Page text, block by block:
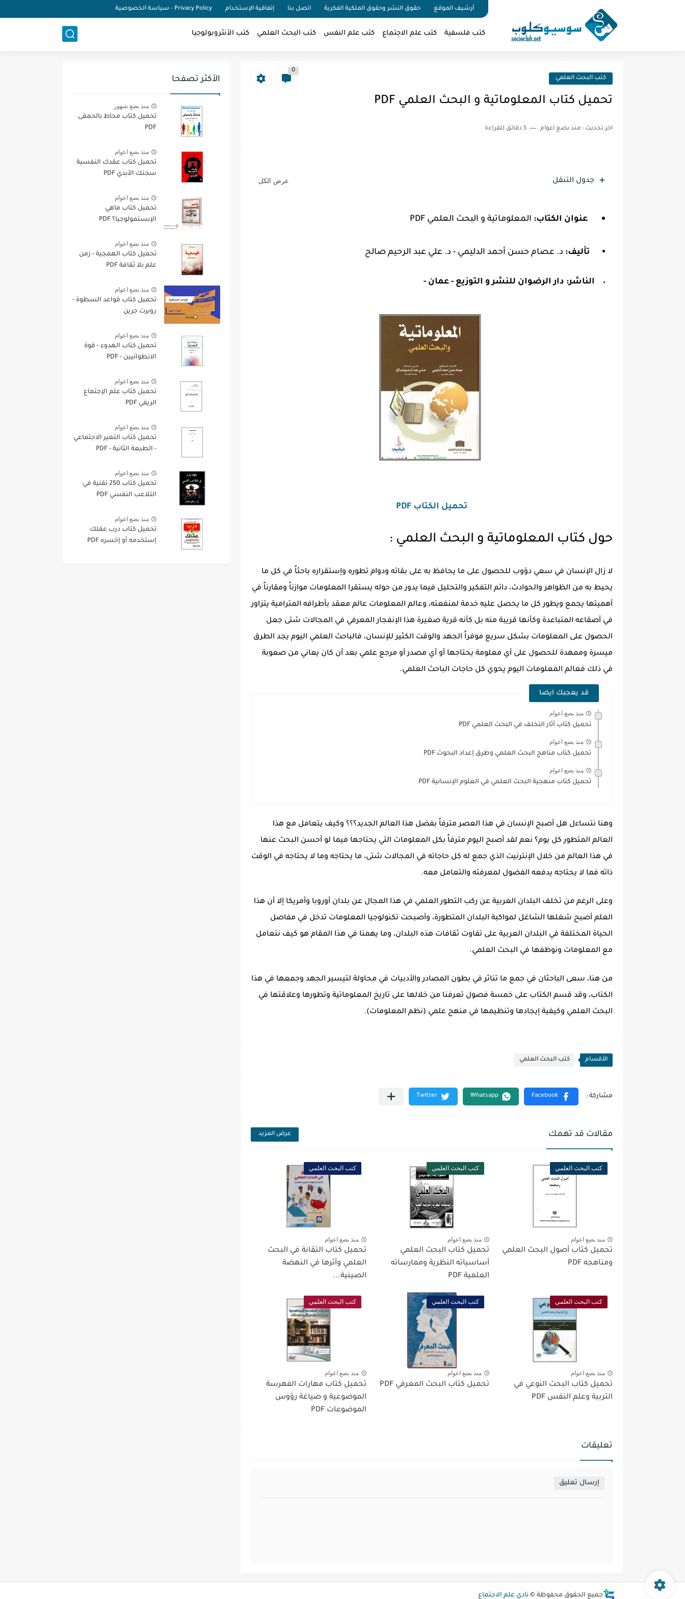
أرشيف الموقع حقوق النشر وحقوق الملكية الفكرية اتصل بنا إتفاقية الإستخدام Privacy Policy - سياسة الخصوصية
كتب فلسفية كتب علم الاجتماع كتب علم النفس كتب البحث العلمي كتب الأنثروبولوجيا
كتب البحث العلمي
0
تحميل كتاب المعلوماتية و البحث العلمي PDF
اخر تحديث : منذ بضع اعوام 5 دقائق للقراءة
جدول التنقل
عنوان الكتاب: المعلوماتية و البحث العلمي PDF
تأليف: د. عصام حسن أحمد الدليمي - د. علي عبد الرحيم صالح
الناشر: دار الرضوان للنشر و التوزيع - عمان -
تحميل الكتاب PDF
حول كتاب المعلوماتية و البحث العلمي :
لا زال الإنسان في سعي دؤوب للحصول على ما يحافظ به على بقائه ودوام تطوره وإستقراره باحثاً في كل ما
يحيط به من الظواهر والحوادث، دائم التفكير والتحليل فيما يدور من حوله يستقرا المعلومات موازناً ومقارناً في
أهميتها يجمع ويطور كل ما يحصل عليه خدمة لمنفعته، وعالم المعلومات عالم معقد بأطرافه المترامية يتزاور
في أصقاعه المتباعدة وكأنها قريبة منه بل كأنه قرية صغيرة هذا الإنفجار المعرفي في المجالات شتى جعل
الحصول على المعلومات بشكل سريع موفراً الجهد والوقت الكثير للإنسان، فالباحث العلمي اليوم يجد الطرق
ميسرة وممهدة للحصول على أي معلومة يحتاجها أو أي مصدر أو مرجع علمي بعد أن كان يعاني من صعوبة
في ذلك فعالم المعلومات اليوم يحوي كل حاجات الباحث العلمي.
قد يعجبك ايضا
منذ بضع اعوام
تحميل كتاب آثار التخلف في البحث العلمي PDF
منذ بضع اعوام
تحميل كتاب مناهج البحث العلمي وطرق إعداد البحوث PDF
منذ بضع اعوام
تحميل كتاب منهجية البحث العلمي في العلوم الإنسانية PDF
وهنا نتساءل هل أصبح الإنسان في هذا العصر مترفاً بفضل هذا العالم الجديد؟؟؟ وكيف يتعامل مع هذا
العالم المتطور كل يوم؟ نعم لقد أصبح اليوم مترفاً بكل المعلومات التي يحتاجها فيما لو أحسن البحث عنها
في هذا العالم من خلال الإنترنيت الذي جمع له كل حاجاته في المجالات شتى، ما يحتاجه وما لا يحتاجه في الوقت
ذاته فما لا يحتاجه يدفعه الفضول لمعرفته والتعامل معه.
وعلى الرغم من تخلف البلدان العربية عن ركب التطور العلمي في هذا المجال عن بلدان أوروبا وأمريكا إلا أن هذا
العلم أصبح شغلها الشاغل لمواكبة البلدان المتطورة، وأصبحت تكنولوجيا المعلومات تدخل في مفاصل
الحياة المختلفة في البلدان العربية على تفاوت ثقافات هذه البلدان، وما يهمنا في هذا المقام هو كيف نتعامل
مع المعلومات ونوظفها في البحث العلمي.
من هنا، سعى الباحثان في جمع ما تناثر في بطون المصادر والأدبيات في محاولة لتيسير الجهد وجمعها في هذا
الكتاب، وقد قسم الكتاب على خمسة فصول تعرفنا من خلالها على تاريخ المعلوماتية وتطورها وعلاقتها في
البحث العلمي وكيفية إيجادها وتنظيمها في منهج علمي (نظم المعلومات).
الأقسام كتب البحث العلمي
مقالات قد تهمك عرض المزيد
كتب البحث العلمي
منذ بضع اعوام
تحميل كتاب أصول البحث العلمي
ومناهجه PDF
كتب البحث العلمي
منذ بضع اعوام
تحميل كتاب البحث العلمي
أساسياته النظرية وممارساته
العلمية PDF
كتب البحث العلمي
منذ بضع اعوام
تحميل كتاب التقانة في البحث
العلمي وأثرها في النهضة
الصينية...
كتب البحث العلمي
منذ بضع اعوام
تحميل كتاب البحث النوعي في
التربية وعلم النفس PDF
كتب البحث العلمي
منذ بضع اعوام
تحميل كتاب البحث المعرفي PDF
كتب البحث العلمي
منذ بضع اعوام
تحميل كتاب مهارات الفهرسة
الموضوعية و صياغة رؤوس
الموضوعات PDF
تعليقات
إرسال تعليق
الأكثر تصفحا
منذ بضع شهور
تحميل كتاب محاط بالحمقى
PDF
منذ بضع اعوام
تحميل كتاب عقدك النفسية
سجنك الأبدي PDF
منذ بضع اعوام
تحميل كتاب ماهي
الإبستمولوجيا؟ PDF
منذ بضع اعوام
تحميل كتاب الهمجية - زمن
علم بلا ثقافة PDF
منذ بضع اعوام
تحميل كتاب قواعد السطوة -
روبرت جرين
منذ بضع اعوام
تحميل كتاب الهدوء - قوة
الانطوائيين - PDF
منذ بضع اعوام
تحميل كتاب علم الإجتماع
الريفي PDF
منذ بضع اعوام
تحميل كتاب التغير الاجتماعي
- الطبعة الثانية - PDF
منذ بضع اعوام
تحميل كتاب 250 تقنية في
التلاعب النفسي PDF
منذ بضع اعوام
تحميل كتاب درب عقلك
إستخدمه أو إخسره PDF
جميع الحقوق محفوظة © نادي علم الاجتماع